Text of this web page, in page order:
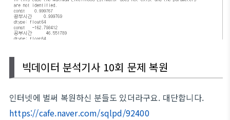
빅데이터 분석기사 10회 문제 복원
인터넷에 벌써 복원하신 분들도 있더라구요. 대단합니다.
https://cafe.naver.com/sqlpd/92400